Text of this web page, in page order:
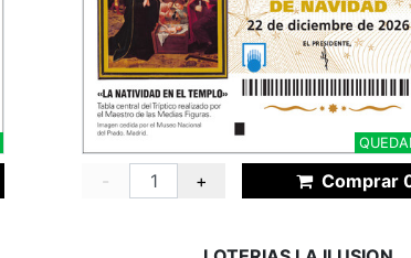
- + Comprar